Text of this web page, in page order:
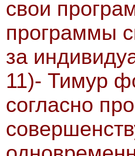
свои
программы
за
11)- Тимур
согласно